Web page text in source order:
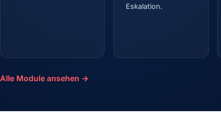
Eskalation.
Alle Module ansehen →